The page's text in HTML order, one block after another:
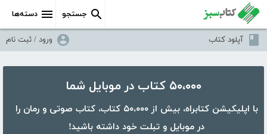
دسته‌ها جستجو
آپلود کتاب ورود / ثبت نام
۵۰،۰۰۰ کتاب در موبایل شما
با اپلیکیشن کتابراه، بیش از ۵۰،۰۰۰ کتاب، کتاب صوتی و رمان را
در موبایل و تبلت خود داشته باشید!